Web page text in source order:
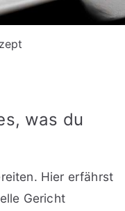
was du
Hier erfährst
Gericht